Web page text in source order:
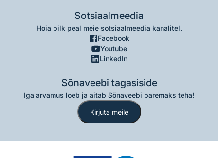
Sotsiaalmeedia
Hoia pilk peal meie sotsiaalmeedia kanalitel.
Facebook
Youtube
LinkedIn
Sõnaveebi tagasiside
Iga arvamus loeb ja aitab Sõnaveebi paremaks teha!
Kirjuta meile